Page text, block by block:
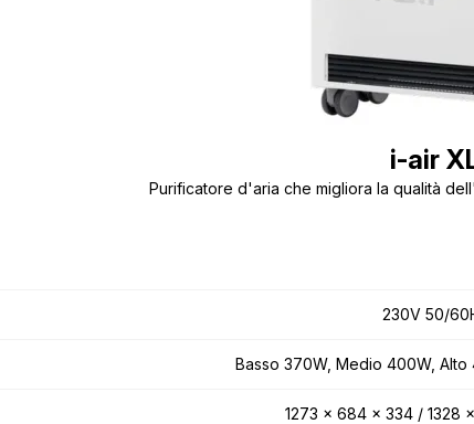
i-air
Purificatore d'aria che migliora la qualità
230V 50/
Basso 370W, Medio 400W, Alto
1273 x 684 x 334 / 1328